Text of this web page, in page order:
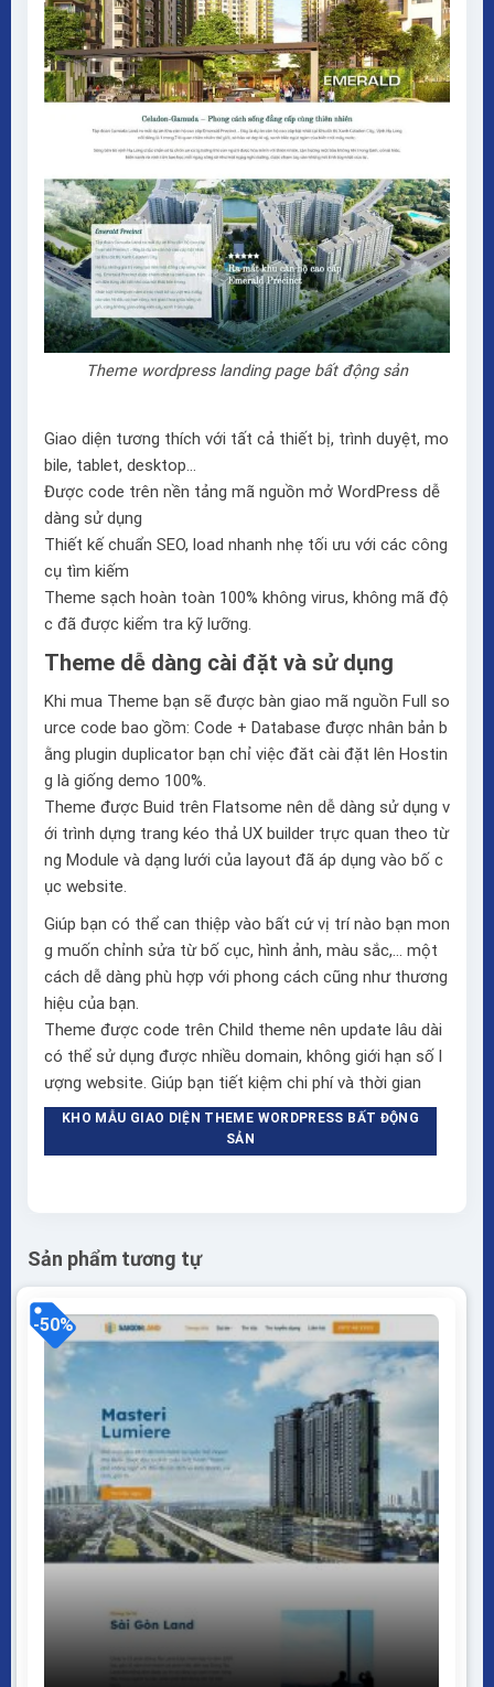
Theme wordpress landing page bất động sản
Giao diện tương thích với tất cả thiết bị, trình duyệt, mo
bile, tablet, desktop…
Được code trên nền tảng mã nguồn mở WordPress dễ
dàng sử dụng
Thiết kế chuẩn SEO, load nhanh nhẹ tối ưu với các công
cụ tìm kiếm
Theme sạch hoàn toàn 100% không virus, không mã độ
c đã được kiểm tra kỹ lưỡng.
Theme dễ dàng cài đặt và sử dụng
Khi mua Theme bạn sẽ được bàn giao mã nguồn Full so
urce code bao gồm: Code + Database được nhân bản b
ằng plugin duplicator bạn chỉ việc đăt cài đặt lên Hostin
g là giống demo 100%.
Theme được Buid trên Flatsome nên dễ dàng sử dụng v
ới trình dựng trang kéo thả UX builder trực quan theo từ
ng Module và dạng lưới của layout đã áp dụng vào bố c
ục website.
Giúp bạn có thể can thiệp vào bất cứ vị trí nào bạn mon
g muốn chỉnh sửa từ bố cục, hình ảnh, màu sắc,… một
cách dễ dàng phù hợp với phong cách cũng như thương
hiệu của bạn.
Theme được code trên Child theme nên update lâu dài
có thể sử dụng được nhiều domain, không giới hạn số l
ượng website. Giúp bạn tiết kiệm chi phí và thời gian
KHO MẪU GIAO DIỆN THEME WORDPRESS BẤT ĐỘNG
SẢN
Sản phẩm tương tự
-50%